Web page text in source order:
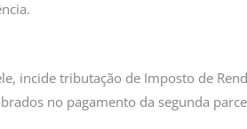
incide tributação de Imposto de
no pagamento da segunda